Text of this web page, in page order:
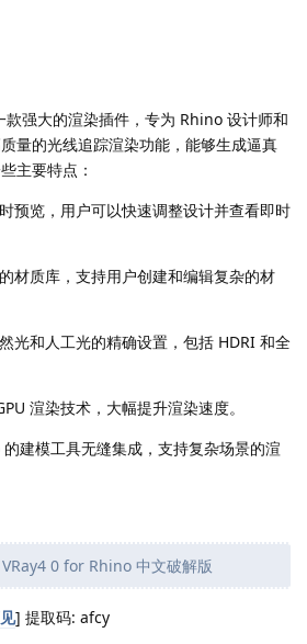
强大的渲染插件，专为 Rhino 设计师和
量的光线追踪渲染功能，能够生成逼真
主要特点：
预览，用户可以快速调整设计并查看即时
材质库，支持用户创建和编辑复杂的材
光和人工光的精确设置，包括 HDRI 和全
渲染技术，大幅提升渲染速度。
的建模工具无缝集成，支持复杂场景的渲
0 for Rhino 中文破解版
] 提取码: afcy